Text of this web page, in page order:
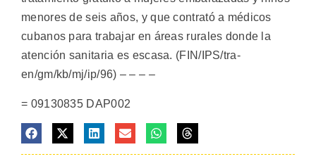
menores de seis años, y que contrató a médicos
cubanos para trabajar en áreas rurales donde la
atención sanitaria es escasa. (FIN/IPS/tra-
en/gm/kb/mj/ip/96) – – – –
= 09130835 DAP002